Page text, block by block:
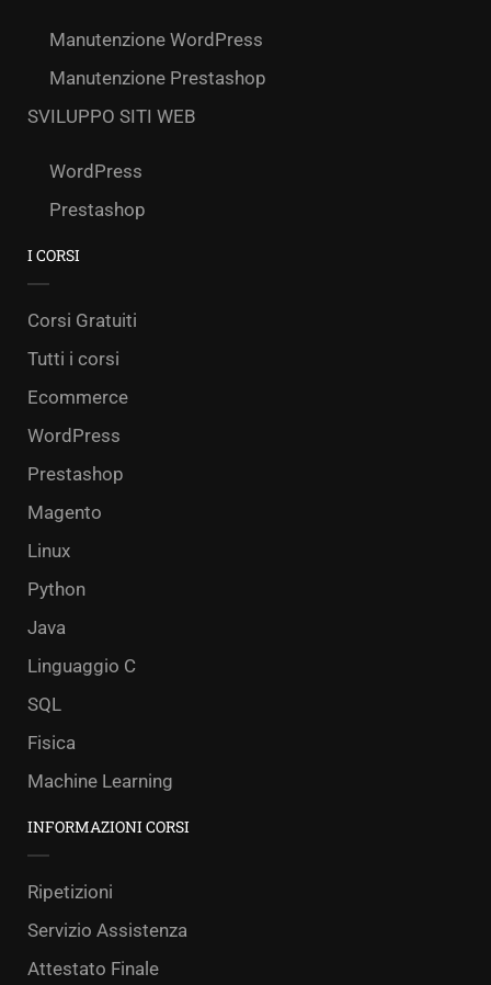
Manutenzione WordPress
Manutenzione Prestashop
SVILUPPO SITI WEB
WordPress
Prestashop
I CORSI
Corsi Gratuiti
Tutti i corsi
Ecommerce
WordPress
Prestashop
Magento
Linux
Python
Java
Linguaggio C
SQL
Fisica
Machine Learning
INFORMAZIONI CORSI
Ripetizioni
Servizio Assistenza
Attestato Finale